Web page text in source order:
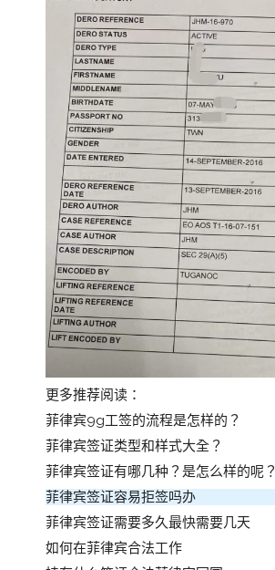
更多推荐阅读：
菲律宾9g工签的流程是怎样的？
菲律宾签证类型和样式大全？
菲律宾签证有哪几种？是怎么样的呢？
菲律宾签证容易拒签吗办
菲律宾签证需要多久最快需要几天
如何在菲律宾合法工作